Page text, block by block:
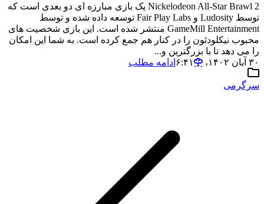
Nickelodeon All-Star Brawl 2 یک بازی مبارزه ای دو بعدی است که
توسط Ludosity و Fair Play Labs توسعه داده شده و توسط
GameMill Entertainment منتشر شده است. این بازی شخصیت های
محبوب نیکلودئون را در کنار هم جمع کرده است. به شما این امکان
را می دهد تا با بزرگترین و...
۳۰ آبان ۱۴۰۲،‏ ۶:۴۱
ادامه مطلب
سرگرمی